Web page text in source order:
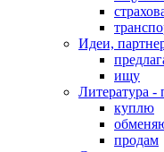
Идеи,
ищу
Литература -
куплю
продам